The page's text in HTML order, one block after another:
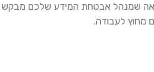
שמנהל אבטחת המידע שלכם מבקש
מחוץ לעבודה.